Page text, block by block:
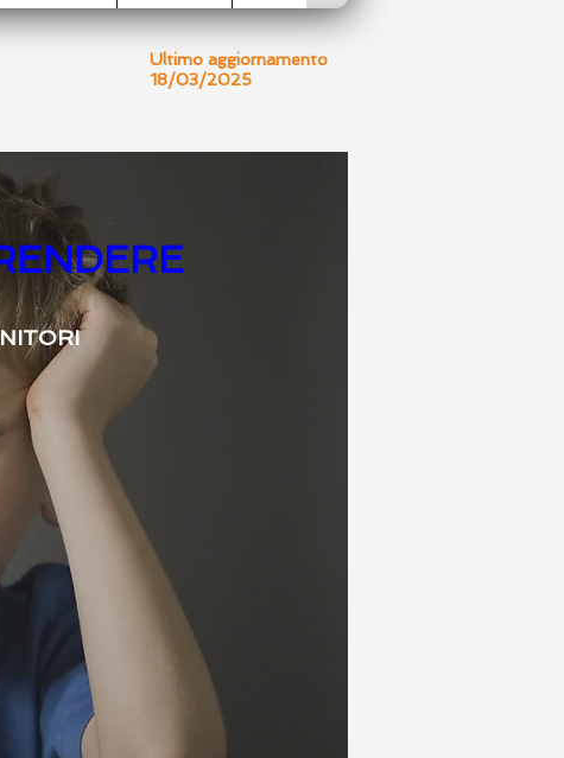
Ultimo aggiornamento
18/03/2025